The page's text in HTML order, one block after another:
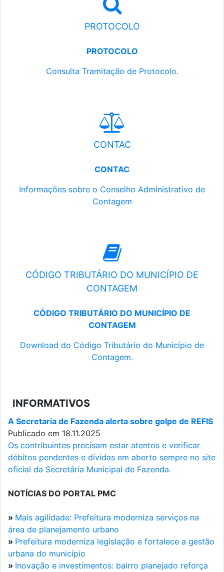
PROTOCOLO
PROTOCOLO
Consulta Tramitação de Protocolo.
CONTAC
CONTAC
Informações sobre o Conselho Administrativo de
Contagem
CÓDIGO TRIBUTÁRIO DO MUNICÍPIO DE
CONTAGEM
CÓDIGO TRIBUTÁRIO DO MUNICÍPIO DE
CONTAGEM
Download do Código Tributário do Município de
Contagem.
INFORMATIVOS
A Secretaria de Fazenda alerta sobre golpe de REFIS
Publicado em 18.11.2025
Os contribuintes precisam estar atentos e verificar
débitos pendentes e dívidas em aberto sempre no site
oficial da Secretária Municipal de Fazenda.
NOTÍCIAS DO PORTAL PMC
» Mais agilidade: Prefeitura moderniza serviços na
área de planejamento urbano
» Prefeitura moderniza legislação e fortalece a gestão
urbana do município
» Inovação e investimentos: bairro planejado reforça